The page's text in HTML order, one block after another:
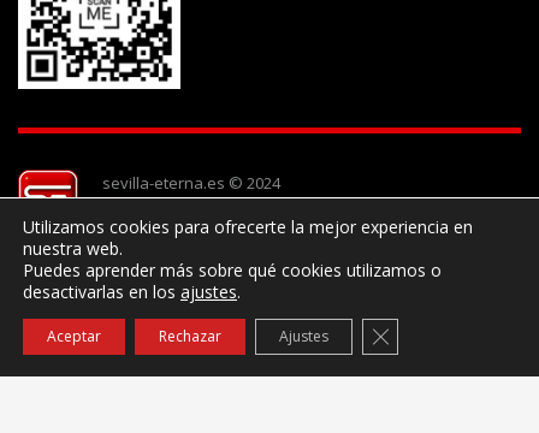
sevilla-eterna.es © 2024
Utilizamos cookies para ofrecerte la mejor experiencia en
nuestra web.
Puedes aprender más sobre qué cookies utilizamos o
desactivarlas en los ajustes.
Aceptar Rechazar Ajustes Cerrar el banner de